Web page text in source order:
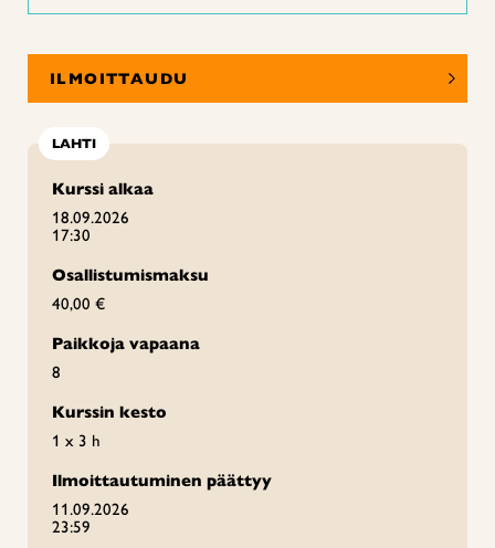
ILMOITTAUDU
LAHTI
Kurssi alkaa
18.09.2026
17:30
Osallistumismaksu
40,00 €
Paikkoja vapaana
8
Kurssin kesto
1 x 3 h
Ilmoittautuminen päättyy
11.09.2026
23:59